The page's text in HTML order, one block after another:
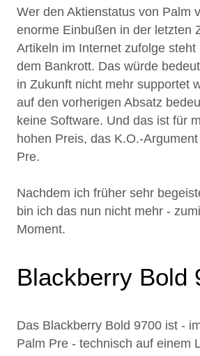
Wer den Aktienstatus von Palm
enorme Einbußen in der letzten
Artikeln im Internet zufolge steht
dem Bankrott. Das würde
in Zukunft nicht mehr supportet
auf den vorherigen Absatz
keine Software. Und das ist für
hohen Preis, das K.O.-
Pre.
Nachdem ich früher sehr
bin ich das nun nicht mehr -
Moment.
Blackberry Bold
Das Blackberry Bold 9700 ist -
Palm Pre - technisch auf einem